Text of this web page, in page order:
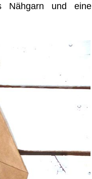
Nähgarn und eine